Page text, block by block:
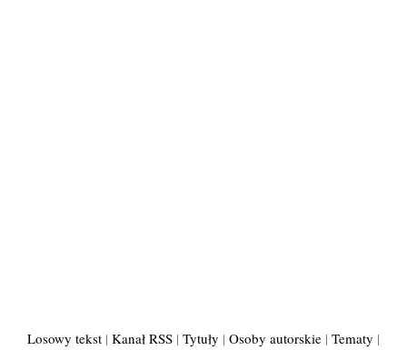
Losowy tekst | Kanał RSS | Tytuły | Osoby autorskie | Tematy |